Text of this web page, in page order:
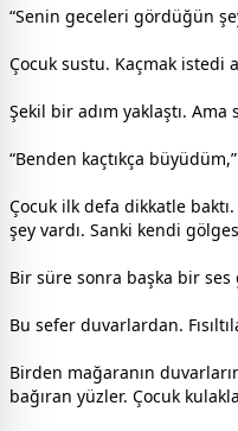
“Senin geceleri gördüğün
Çocuk sustu. Kaçmak istedi
Şekil bir adım yaklaştı. Ama
“Benden kaçtıkça
Çocuk ilk defa dikkatle
şey vardı. Sanki kendi
Bir süre sonra başka bir ses
Bu sefer duvarlardan.
Birden mağaranın
bağıran yüzler. Çocuk